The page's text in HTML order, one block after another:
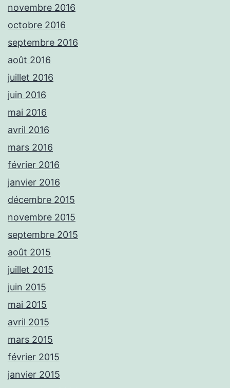
novembre 2016
octobre 2016
septembre 2016
août 2016
juillet 2016
juin 2016
mai 2016
avril 2016
mars 2016
février 2016
janvier 2016
décembre 2015
novembre 2015
septembre 2015
août 2015
juillet 2015
juin 2015
mai 2015
avril 2015
mars 2015
février 2015
janvier 2015